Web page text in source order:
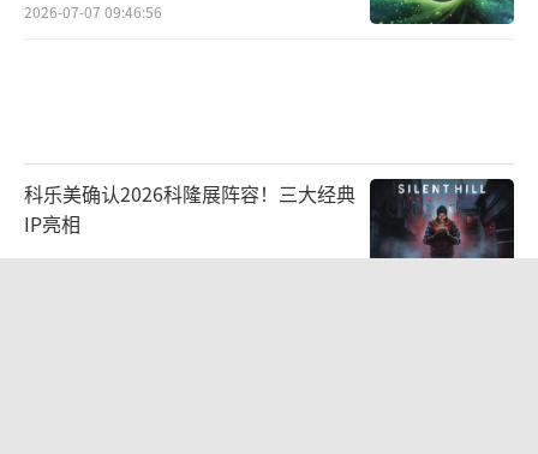
2026-07-07 09:46:56
科乐美确认2026科隆展阵容！三大经典
IP亮相
2026-07-22 10:33:32